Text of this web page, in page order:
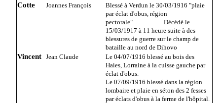
Cotte Joannes François
Blessé à Verdun le 30/03/1916 "plaie
par éclat d'obus, région
pectorale" Décédé le
15/03/1917 à 11 heure suite à des
blessures de guerre sur le champ de
bataille au nord de Dihovo
Vincent Jean Claude
Le 04/07/1916 blessé au bois des
Haies, Lorraine à la cuisse gauche par
éclat d'obus.
Le 07/09/1916 blessé dans la région
lombaire et plaie en séton des 2 fesses
par éclats d'obus à la ferme de l'hôpital.